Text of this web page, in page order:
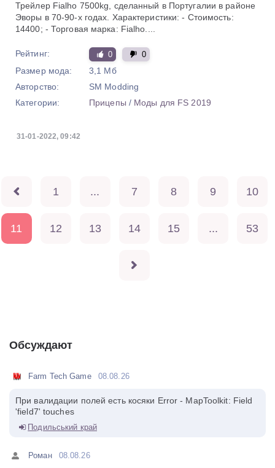
Трейлер Fialho 7500kg, сделанный в Португалии в районе
Эворы в 70-90-х годах. Характеристики: - Стоимость:
14400; - Торговая марка: Fialho....
Рейтинг: 0 0
Размер мода:
3,1 Мб
Авторство:
SM Modding
Категории:
Прицепы / Моды для FS 2019
31-01-2022, 09:42
1 ... 7 8 9 10
11 12 13 14 15 ... 53
Обсуждают
Farm Tech Game 08.08.26
При валидации полей есть косяки Error - MapToolkit: Field
'field7' touches
Подильський край
Роман 08.08.26